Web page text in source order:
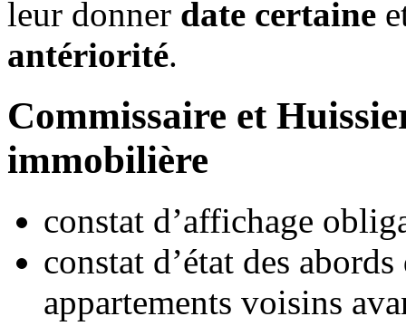
leur donner date certaine
antériorité.
Commissaire et
immobilière
constat d’affichage
constat d’état des
appartements voisins